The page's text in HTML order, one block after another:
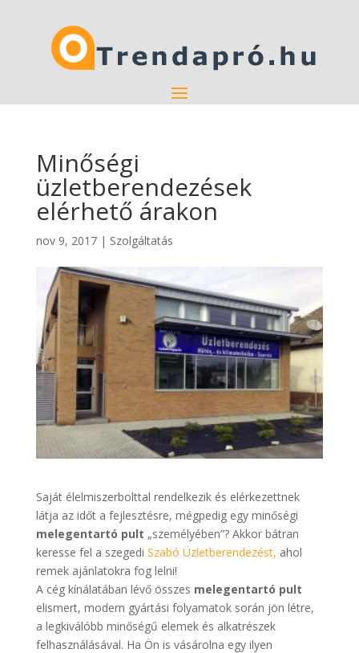
Minőségi
üzletberendezések
elérhető árakon
nov 9, 2017| Szolgáltatás
Saját élelmiszerbolttal rendelkezik és elérkezettnek
látja az időt a fejlesztésre, mégpedig egy minőségi
melegentartó pult „személyében”? Akkor bátran
keresse fel a szegedi Szabó Üzletberendezést, ahol
remek ajánlatokra fog lelni!
A cég kínálatában lévő összes melegentartó pult
elismert, modern gyártási folyamatok során jön létre,
a legkiválóbb minőségű elemek és alkatrészek
felhasználásával. Ha Ön is vásárolna egy ilyen